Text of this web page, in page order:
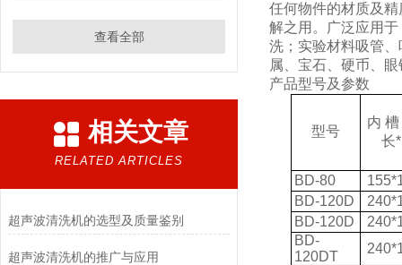
查看全部
相关文章
RELATED ARTICLES
超声波清洗机的选型及质量鉴别
超声波清洗机的推广与应用
任何物件的材质及
解之用。广泛应用
洗；实验材料吸管
属、宝石、硬币、
产品型号及参数
型号
内 槽
长
BD-80
BD-120D
BD-120D
BD-
120DT